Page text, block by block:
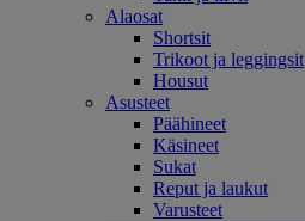
Alaosat
Shortsit
Trikoot ja leggingsit
Housut
Asusteet
Päähineet
Käsineet
Sukat
Reput ja laukut
Varusteet